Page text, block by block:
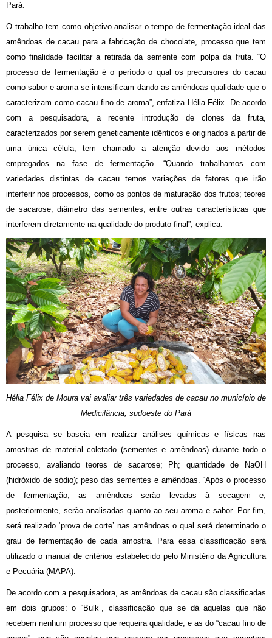
Pará.
O trabalho tem como objetivo analisar o tempo de fermentação ideal das
amêndoas de cacau para a fabricação de chocolate, processo que tem
como finalidade facilitar a retirada da semente com polpa da fruta. “O
processo de fermentação é o período o qual os precursores do cacau
como sabor e aroma se intensificam dando as amêndoas qualidade que o
caracterizam como cacau fino de aroma”, enfatiza Hélia Félix. De acordo
com a pesquisadora, a recente introdução de clones da fruta,
caracterizados por serem geneticamente idênticos e originados a partir de
uma única célula, tem chamado a atenção devido aos métodos
empregados na fase de fermentação. “Quando trabalhamos com
variedades distintas de cacau temos variações de fatores que irão
interferir nos processos, como os pontos de maturação dos frutos; teores
de sacarose; diâmetro das sementes; entre outras características que
interferem diretamente na qualidade do produto final”, explica.
Hélia Félix de Moura vai avaliar três variedades de cacau no município de
Medicilância, sudoeste do Pará
A pesquisa se baseia em realizar análises químicas e físicas nas
amostras de material coletado (sementes e amêndoas) durante todo o
processo, avaliando teores de sacarose; Ph; quantidade de NaOH
(hidróxido de sódio); peso das sementes e amêndoas. “Após o processo
de fermentação, as amêndoas serão levadas à secagem e,
posteriormente, serão analisadas quanto ao seu aroma e sabor. Por fim,
será realizado ‘prova de corte’ nas amêndoas o qual será determinado o
grau de fermentação de cada amostra. Para essa classificação será
utilizado o manual de critérios estabelecido pelo Ministério da Agricultura
e Pecuária (MAPA).
De acordo com a pesquisadora, as amêndoas de cacau são classificadas
em dois grupos: o “Bulk”, classificação que se dá aquelas que não
recebem nenhum processo que requeira qualidade, e as do “cacau fino de